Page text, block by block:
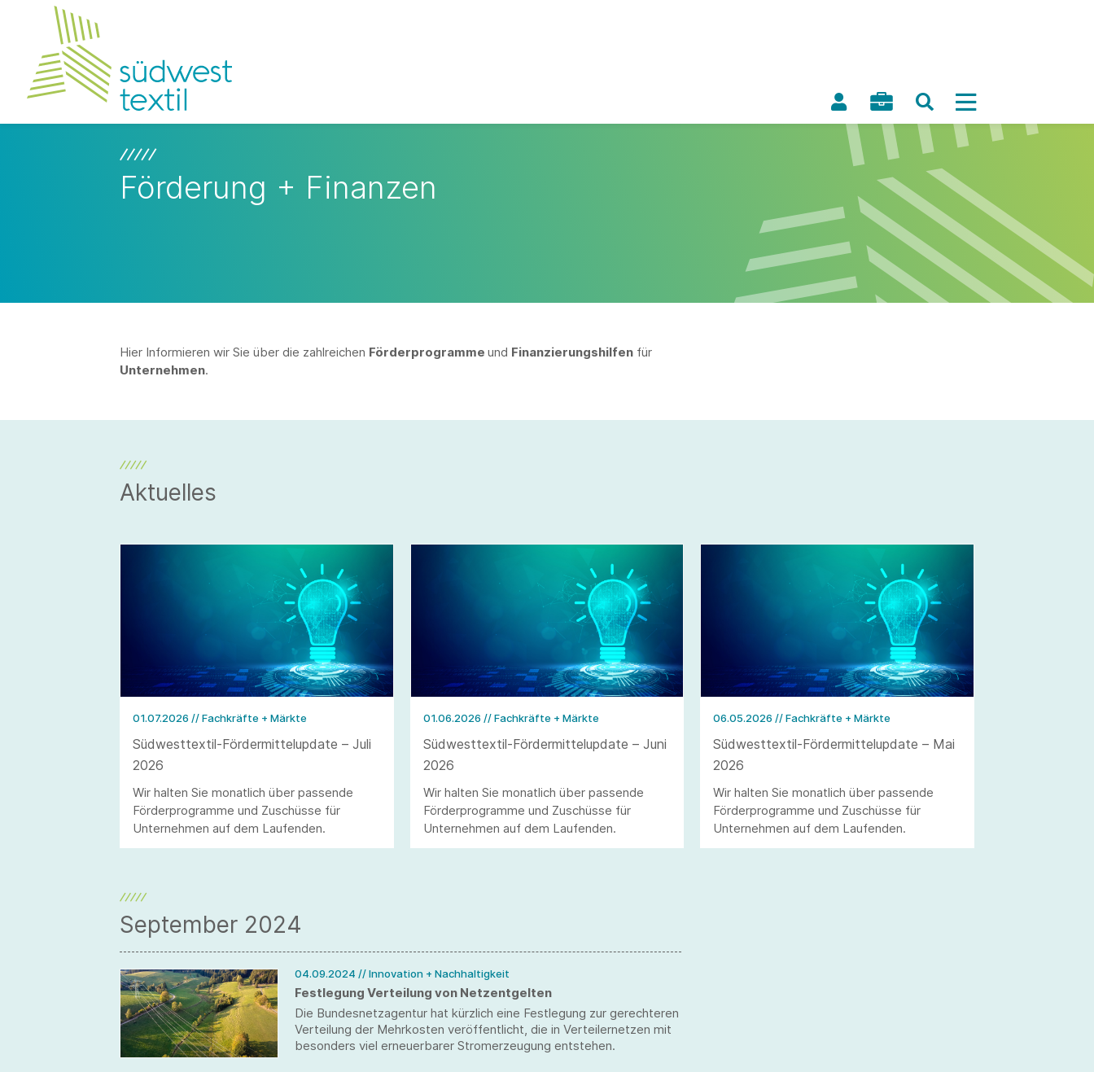
Förderung + Finanzen
Hier Informieren wir Sie über die zahlreichen Förderprogramme und Finanzierungshilfen für
Unternehmen.
Aktuelles
01.07.2026 // Fachkräfte + Märkte
Südwesttextil-Fördermittelupdate – Juli
2026
Wir halten Sie monatlich über passende
Förderprogramme und Zuschüsse für
Unternehmen auf dem Laufenden.
01.06.2026 // Fachkräfte + Märkte
Südwesttextil-Fördermittelupdate – Juni
2026
Wir halten Sie monatlich über passende
Förderprogramme und Zuschüsse für
Unternehmen auf dem Laufenden.
06.05.2026// Fachkräfte + Märkte
Südwesttextil-Fördermittelupdate – Mai
2026
Wir halten Sie monatlich über passende
Förderprogramme und Zuschüsse für
Unternehmen auf dem Laufenden.
September 2024
04.09.2024 // Innovation + Nachhaltigkeit
Festlegung Verteilung von Netzentgelten
Die Bundesnetzagentur hat kürzlich eine Festlegung zur gerechteren
Verteilung der Mehrkosten veröffentlicht, die in Verteilernetzen mit
besonders viel erneuerbarer Stromerzeugung entstehen.